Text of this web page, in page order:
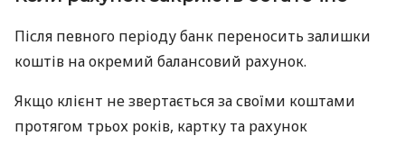
Після певного періоду банк переносить залишки
коштів на окремий балансовий рахунок.
Якщо клієнт не звертається за своїми коштами
протягом трьох років, картку та рахунок